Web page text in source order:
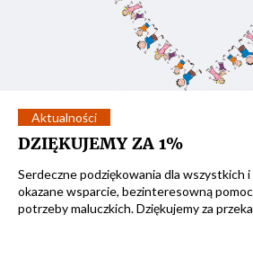
Aktualności
DZIĘKUJEMY ZA 1%
Serdeczne podziękowania dla wszystkich i
okazane wsparcie, bezinteresowną
potrzeby maluczkich. Dziękujemy za